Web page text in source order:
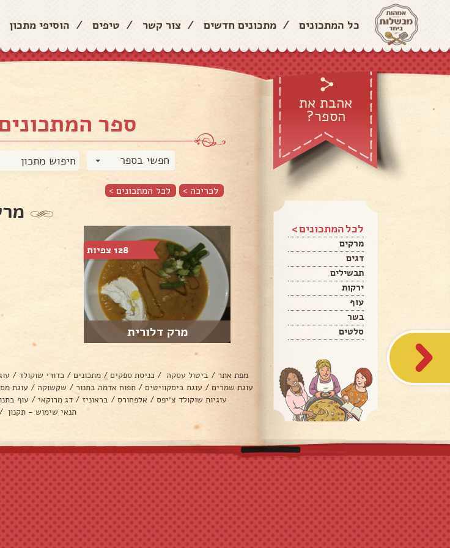
כל המתכונים / מתכונים חדשים / צור קשר / טיפים / הוסיפי מתכון
אהבת את
הספר?
לכל המתכונים >
מרקים
דגים
תבשילים
ירקות
עוף
בשר
סלטים
ספר
חפשי בספר
לכריכה > לכל המתכונים >
128 צפיות
מרק דלורית
מפת אתר / ביטול עסקה / כניסת ספקים / מתכונים / כדורי שוקולד /
עוגת שמרים / עוגת ביסקוויטים / תפוח אדמה בתנור / שקשוקה / עוגת
עוגיות שוקולד צ׳יפס / אלפחורס / בראוניז / דג מרוקאי / עוף
תנאי שימוש - תקנון /